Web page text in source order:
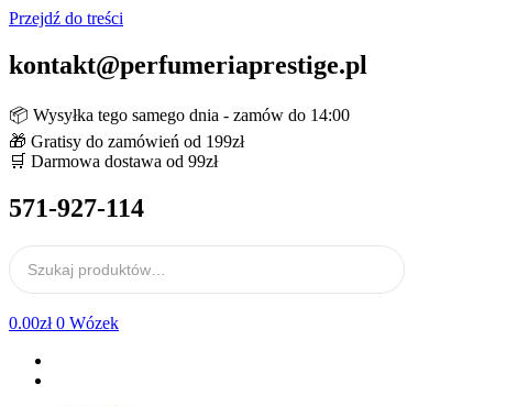
Przejdź do treści
kontakt@perfumeriaprestige.pl
📦 Wysyłka tego samego dnia - zamów do 14:00
🎁 Gratisy do zamówień od 199zł
🛒 Darmowa dostawa od 99zł
571-927-114
0.00zł 0 Wózek